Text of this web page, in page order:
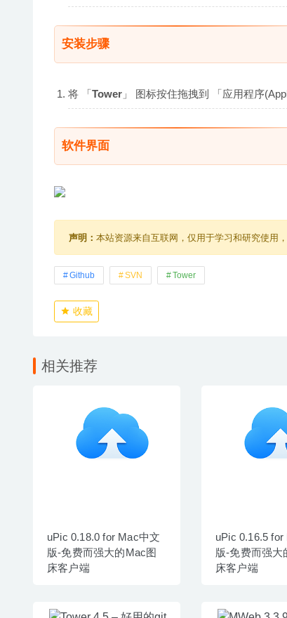
安装步骤
将 「Tower 」 图标按住拖拽到 「应用程序
软件界面
声明： 本站资源来自互联网，仅用于学习和研究使用
Github SVN Tower
收藏
相关推荐
uPic 0.18.0 for Mac中文
版-免费而强大的Mac图
床客户端
uPic 0.16.5 for
版-免费而强大
床客户端